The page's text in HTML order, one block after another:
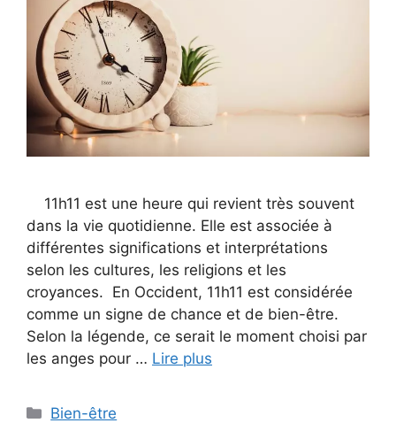
11h11 est une heure qui revient très souvent
dans la vie quotidienne. Elle est associée à
différentes significations et interprétations
selon les cultures, les religions et les
croyances. En Occident, 11h11 est considérée
comme un signe de chance et de bien-être.
Selon la légende, ce serait le moment choisi par
les anges pour … Lire plus
Categories
Bien-être